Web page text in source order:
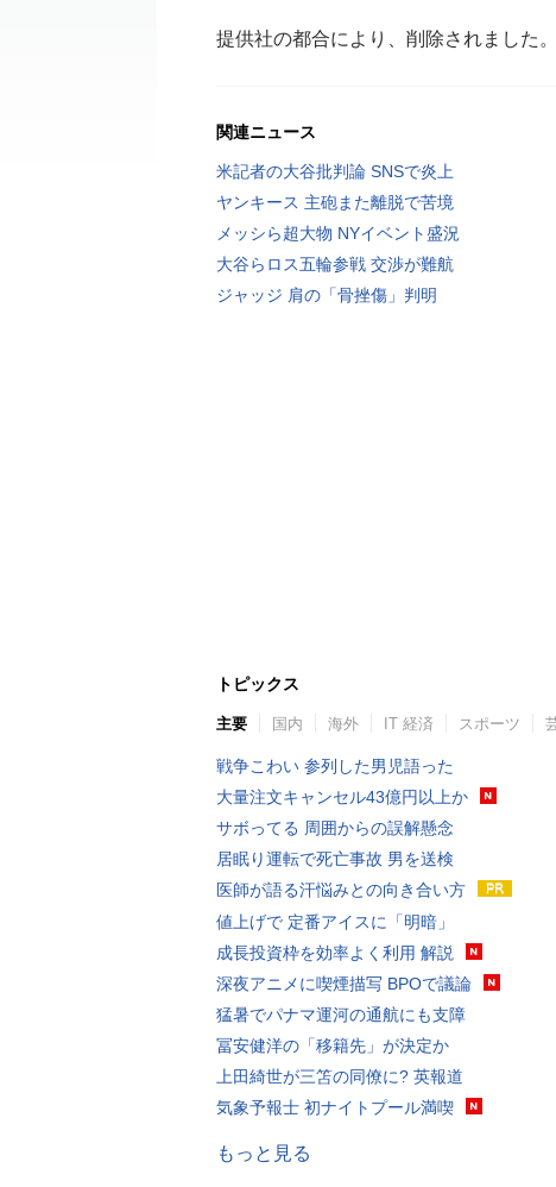
提供社の都合により、削除されました。
関連ニュース
米記者の大谷批判論 SNSで炎上
ヤンキース 主砲また離脱で苦境
メッシら超大物 NYイベント盛況
大谷らロス五輪参戦 交渉が難航
ジャッジ 肩の「骨挫傷」判明
トピックス
主要 国内 海外 IT 経済 スポーツ
戦争こわい 参列した男児語った
大量注文キャンセル43億円以上か
サボってる 周囲からの誤解懸念
居眠り運転で死亡事故 男を送検
医師が語る汗悩みとの向き合い方
値上げで 定番アイスに「明暗」
成長投資枠を効率よく利用 解説
深夜アニメに喫煙描写 BPOで議論
猛暑でパナマ運河の通航にも支障
冨安健洋の「移籍先」が決定か
上田綺世が三笘の同僚に? 英報道
気象予報士 初ナイトプール満喫
もっと見る